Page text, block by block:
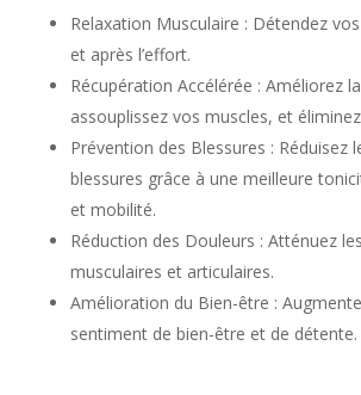
Relaxation Musculaire : Détendez
et après l’effort.
Récupération Accélérée : Améliorez
assouplissez vos muscles, et
Prévention des Blessures : Réduisez
blessures grâce à une meilleure
et mobilité.
Réduction des Douleurs : Atténuez
musculaires et articulaires.
Amélioration du Bien-être :
sentiment de bien-être et de détente.